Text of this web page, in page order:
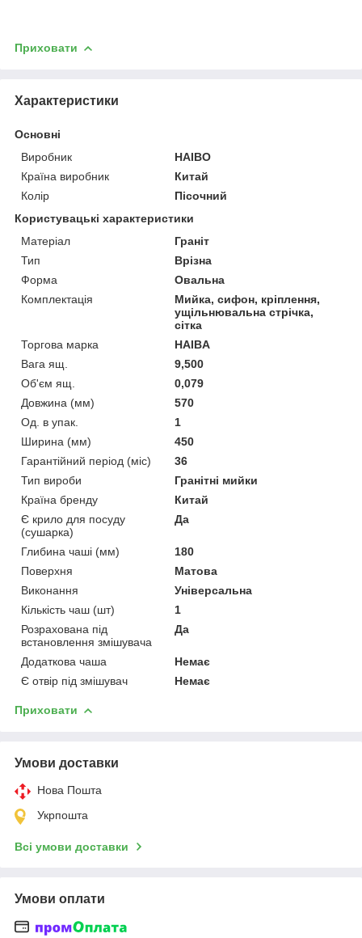
Приховати
Характеристики
Основні
Виробник
HAIBO
Країна виробник
Китай
Колір
Пісочний
Користувацькі характеристики
Матеріал
Граніт
Тип
Врізна
Форма
Овальна
Комплектація
Мийка, сифон, кріплення,
ущільнювальна стрічка,
сітка
Торгова марка
HAIBA
Вага ящ.
9,500
Об'єм ящ.
0,079
Довжина (мм)
570
Од. в упак.
1
Ширина (мм)
450
Гарантійний період (міс)
36
Тип вироби
Гранітні мийки
Країна бренду
Китай
Є крило для посуду
(сушарка)
Да
Глибина чаші (мм)
180
Поверхня
Матова
Виконання
Універсальна
Кількість чаш (шт)
1
Розрахована під
встановлення змішувача
Да
Додаткова чаша
Немає
Є отвір під змішувач
Немає
Приховати
Умови доставки
Нова Пошта
Укрпошта
Всі умови доставки
Умови оплати